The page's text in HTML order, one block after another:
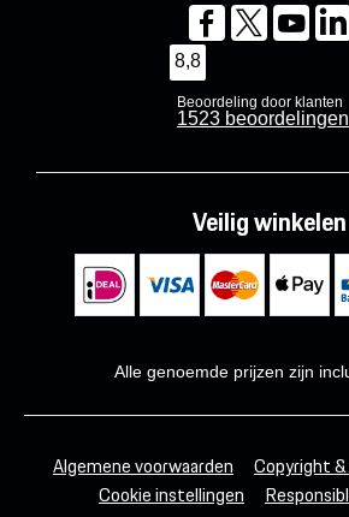
8,8
Beoordeling door klanten
1523 beoordelingen
Veilig winkelen
Alle genoemde prijzen zijn
Algemene voorwaarden Copyright
Cookie instellingen